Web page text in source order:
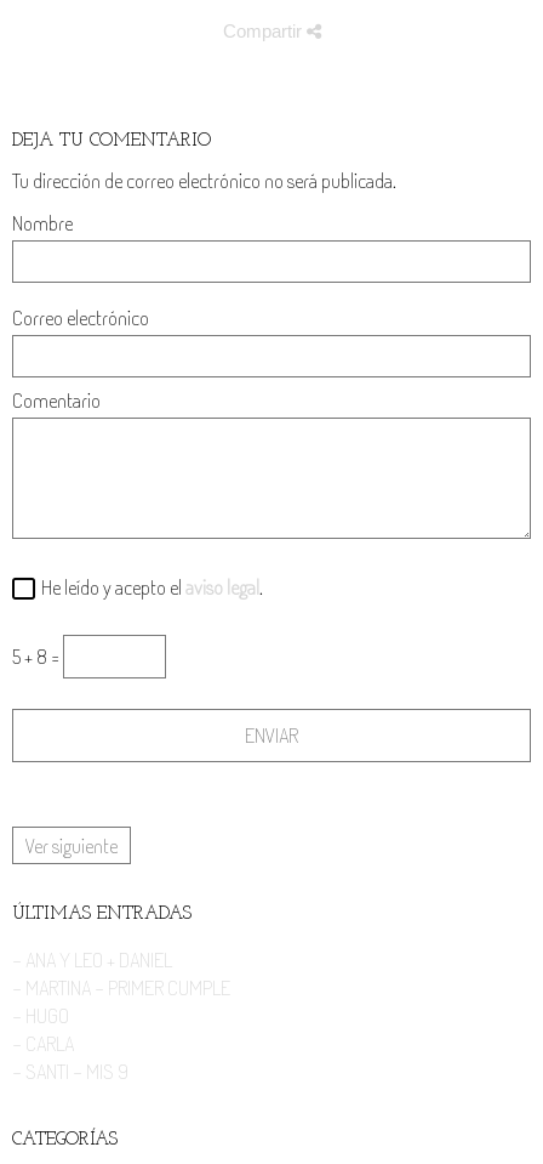
Compartir
DEJA TU COMENTARIO
Tu dirección de correo electrónico no será publicada.
Nombre
Correo electrónico
Comentario
He leído y acepto elaviso legal.
5 + 8 =
Ver siguiente
ÚLTIMAS ENTRADAS
- ANA Y LEO + DANIEL
- MARTINA - PRIMER CUMPLE
- HUGO
- CARLA
- SANTI - MIS 9
CATEGORÍAS